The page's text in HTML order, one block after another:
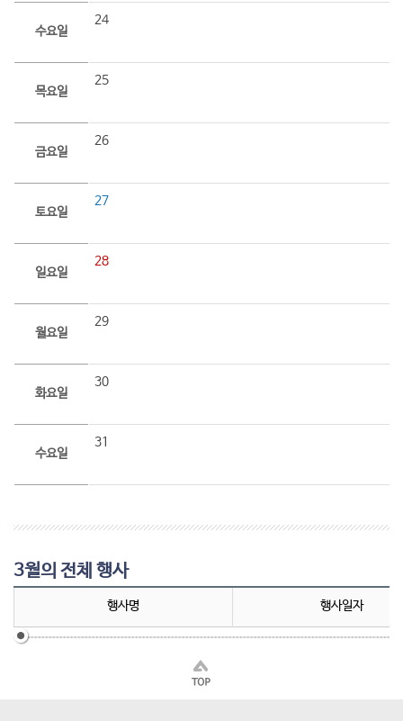
수요일
24
목요일
25
금요일
26
토요일
27
일요일
28
월요일
29
화요일
30
수요일
31
3월의 전체 행사
행사명 행사일자